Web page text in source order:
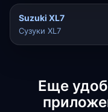
Suzuki XL7
Сузуки XL7
Еще